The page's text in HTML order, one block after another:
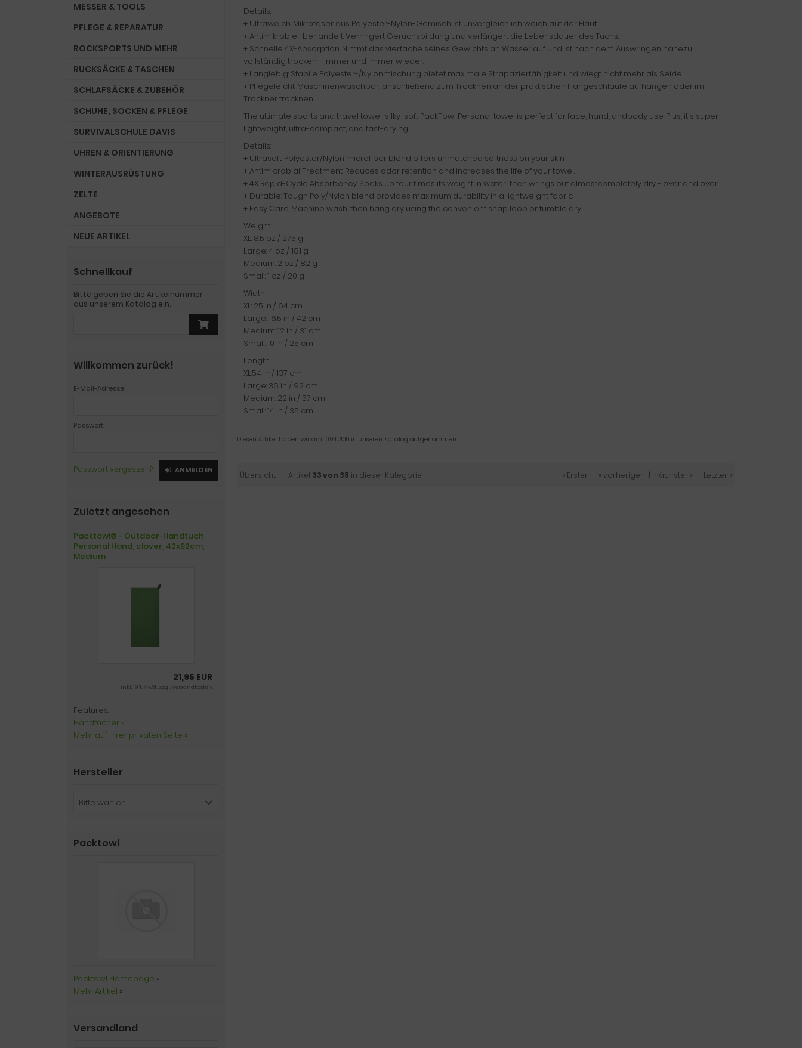
Details:
+ Ultraweich: Mikrofaser aus Polyester-Nylon-Gemisch ist unvergleichlich weich auf der Haut.
+ Antimikrobiell behandelt: Verringert Geruchsbildung und verlängert die Lebensdauer des Tuchs.
+ Schnelle 4X-Absorption: Nimmt das vierfache seines Gewichts an Wasser auf und ist nach dem Auswringen nahezu
vollständig trocken - immer und immer wieder.
+ Langlebig: Stabile Polyester-/Nylonmischung bietet maximale Strapazierfähigkeit und wiegt nicht mehr als Seide.
+ Pflegeleicht: Maschinenwaschbar, anschließend zum Trocknen an der praktischen Hängeschlaufe aufhängen oder im
Trockner trocknen.
The ultimate sports and travel towel, silky-soft PackTowl Personal towel is perfect for face, hand, andbody use. Plus, it's super-
lightweight, ultra-compact, and fast-drying.
Details:
+ Ultrasoft: Polyester/Nylon microfiber blend offers unmatched softness on your skin.
+ Antimicrobial Treatment: Reduces odor retention and increases the life of your towel.
+ 4X Rapid-Cycle Absorbency: Soaks up four times its weight in water; then wrings out almostcompletely dry - over and over.
+ Durable: Tough Poly/Nylon blend provides maximum durability in a lightweight fabric.
+ Easy Care: Machine wash, then hang dry using the convenient snap loop or tumble dry.
Weight
XL: 8.5 oz / 275 g
Large: 4 oz / 181 g
Medium: 2 oz / 82 g
Small: 1 oz / 20 g
Width
XL: 25 in / 64 cm
Large: 16.5 in / 42 cm
Medium: 12 in / 31 cm
Small: 10 in / 25 cm
Length
XL:54 in / 137 cm
Large: 36 in / 92 cm
Medium: 22 in / 57 cm
Small: 14 in / 35 cm
Diesen Artikel haben wir am 10.04.2010 in unseren Katalog aufgenommen.
Übersicht | Artikel 33 von 38 in dieser Kategorie « Erster « vorheriger nächster » Letzter »
MESSER & TOOLS
PFLEGE & REPARATUR
ROCKSPORTS UND MEHR
RUCKSÄCKE & TASCHEN
SCHLAFSÄCKE & ZUBEHÖR
SCHUHE, SOCKEN & PFLEGE
SURVIVALSCHULE DAVIS
UHREN & ORIENTIERUNG
WINTERAUSRÜSTUNG
ZELTE
ANGEBOTE
NEUE ARTIKEL
Schnellkauf
Bitte geben Sie die Artikelnummer
aus unserem Katalog ein.
Willkommen zurück!
E-Mail-Adresse:
Passwort:
Passwort vergessen? ANMELDEN
Zuletzt angesehen
Packtowl® - Outdoor-Handtuch
Personal Hand, clover, 42x92cm,
Medium
21,95 EUR
inkl. 19 % MwSt. zzgl.Versandkosten
Features:
Handtücher »
Mehr auf Ihrer privaten Seite »
Hersteller
Bitte wählen
Packtowl
Packtowl Homepage »
Mehr Artikel »
Versandland